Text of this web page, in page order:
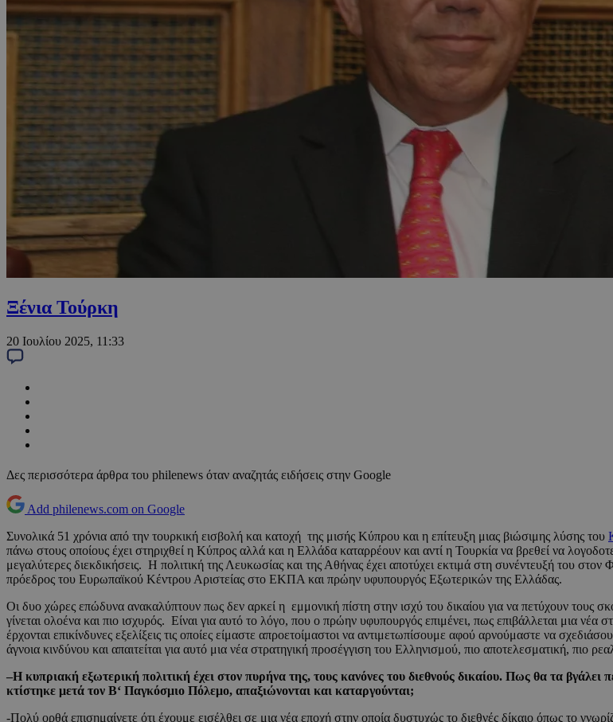
Ξένια Τούρκη
20 Ιουλίου 2025, 11:33
Δες περισσότερα άρθρα του philenews όταν αναζητάς ειδήσεις στην Google
Add philenews.com on Google
Συνολικά 51 χρόνια από την τουρκική εισβολή και κατοχή της μισής Κύπρου και η επίτευξη μιας βιώσιμης λύσης του
πάνω στους οποίους έχει στηριχθεί η Κύπρος αλλά και η Ελλάδα καταρρέουν και αντί η Τουρκία να βρεθεί να
μεγαλύτερες διεκδικήσεις. Η πολιτική της Λευκωσίας και της Αθήνας έχει αποτύχει εκτιμά στη συνέντευξή του
πρόεδρος του Ευρωπαϊκού Κέντρου Αριστείας στο ΕΚΠΑ και πρώην υφυπουργός Εξωτερικών της Ελλάδας.
Οι δυο χώρες επώδυνα ανακαλύπτουν πως δεν αρκεί η εμμονική πίστη στην ισχύ του δικαίου για να πετύχουν τους
γίνεται ολοένα και πιο ισχυρός. Είναι για αυτό το λόγο, που ο πρώην υφυπουργός επιμένει, πως επιβάλλεται μια νέα
έρχονται επικίνδυνες εξελίξεις τις οποίες είμαστε απροετοίμαστοι να αντιμετωπίσουμε αφού αρνούμαστε να
άγνοια κινδύνου και απαιτείται για αυτό μια νέα στρατηγική προσέγγιση του Ελληνισμού, πιο αποτελεσματική, πιο
–Η κυπριακή εξωτερική πολιτική έχει στον πυρήνα της, τους κανόνες του διεθνούς δικαίου. Πως θα τα
κτίστηκε μετά τον Β‘ Παγκόσμιο Πόλεμο, απαξιώνονται και καταργούνται;
-Πολύ ορθά επισημαίνετε ότι έχουμε εισέλθει σε μια νέα εποχή στην οποία δυστυχώς το διεθνές δίκαιο όπως το